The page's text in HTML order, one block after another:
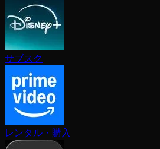
サブスク
レンタル・購入